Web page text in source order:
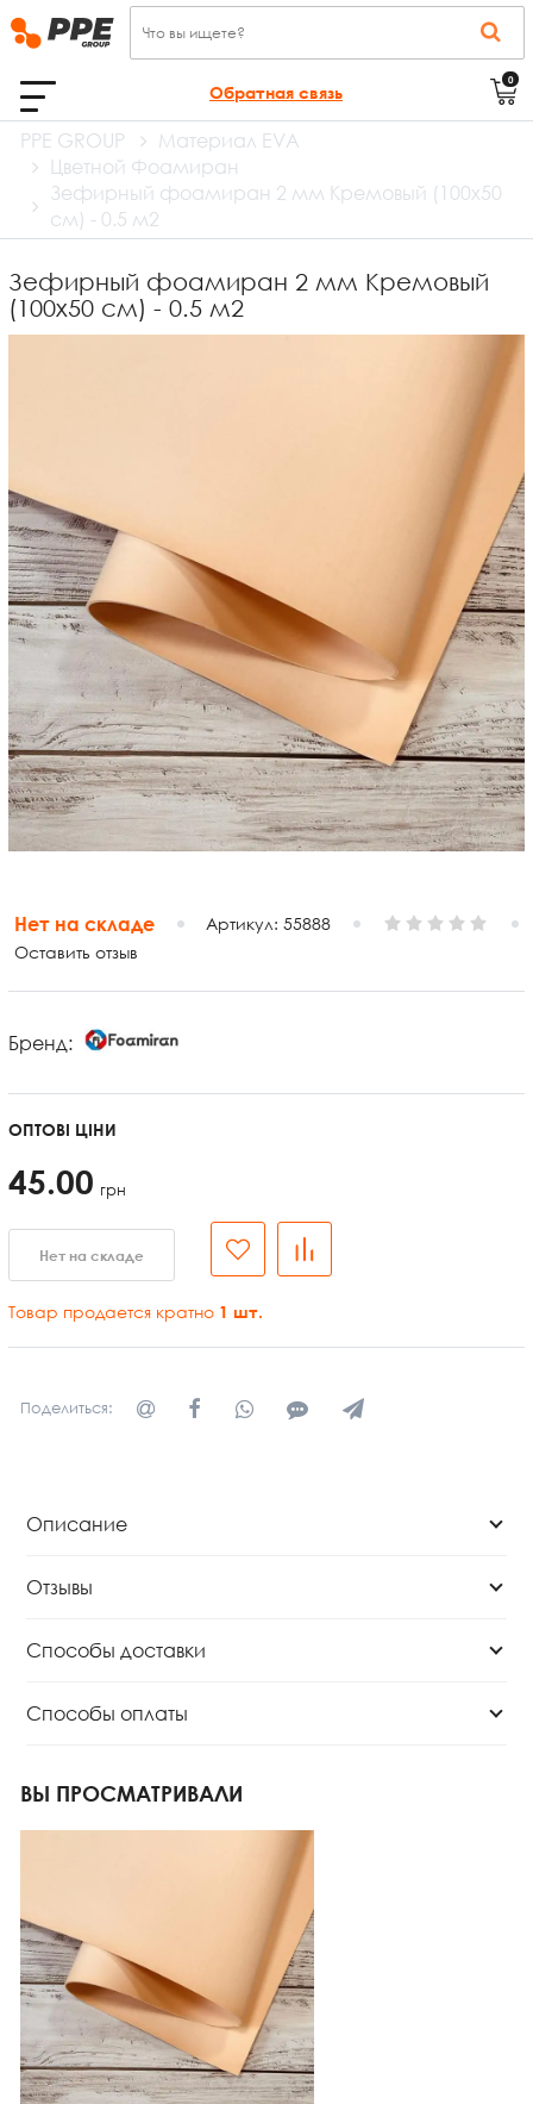
Обратная связь
0
PPE GROUP
Материал EVA
Цветной Фоамиран
Зефирный фоамиран 2 мм Кремовый (100х50
см) - 0.5 м2
Зефирный фоамиран 2 мм Кремовый
(100х50 см) - 0.5 м2
Нет на складе Артикул:55888
Оставить отзыв
Бренд:
ОПТОВІ ЦІНИ
45.00 грн
Нет на складе
Товар продается кратно 1 шт.
Поделиться:
Описание
Отзывы
Способы доставки
Способы оплаты
ВЫ ПРОСМАТРИВАЛИ